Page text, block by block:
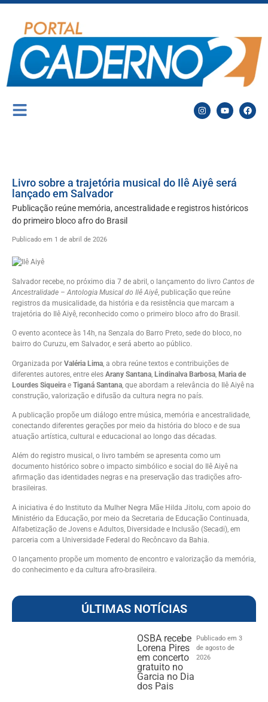
Livro sobre a trajetória musical do Ilê Aiyê será
lançado em Salvador
Publicação reúne memória, ancestralidade e registros históricos
do primeiro bloco afro do Brasil
Publicado em 1 de abril de 2026
Salvador recebe, no próximo dia 7 de abril, o lançamento do livro Cantos de
Ancestralidade – Antologia Musical do Ilê Aiyê , publicação que reúne
registros da musicalidade, da história e da resistência que marcam a
trajetória do Ilê Aiyê , reconhecido como o primeiro bloco afro do Brasil.
O evento acontece às 14h, na Senzala do Barro Preto, sede do bloco, no
bairro do Curuzu, em Salvador, e será aberto ao público.
Organizada por Valéria Lima , a obra reúne textos e contribuições de
diferentes autores, entre eles Arany Santana Lindinalva Barbosa Maria de
Lourdes Siqueira e Tiganá Santana , que abordam a relevância do Ilê Aiyê na
construção, valorização e difusão da cultura negra no país.
A publicação propõe um diálogo entre música, memória e ancestralidade,
conectando diferentes gerações por meio da história do bloco e de sua
atuação artística, cultural e educacional ao longo das décadas.
Além do registro musical, o livro também se apresenta como um
documento histórico sobre o impacto simbólico e social do Ilê Aiyê na
afirmação das identidades negras e na preservação das tradições afro-
brasileiras.
A iniciativa é do Instituto da Mulher Negra Mãe Hilda Jitolu, com apoio do
Ministério da Educação, por meio da Secretaria de Educação Continuada,
Alfabetização de Jovens e Adultos, Diversidade e Inclusão (Secadi), em
parceria com a Universidade Federal do Recôncavo da Bahia.
O lançamento propõe um momento de encontro e valorização da memória,
do conhecimento e da cultura afro-brasileira.
ÚLTIMAS NOTÍCIAS
OSBA recebe
Lorena Pires
em concerto
gratuito no
Garcia no Dia
dos Pais
Publicado em 3
de agosto de
2026